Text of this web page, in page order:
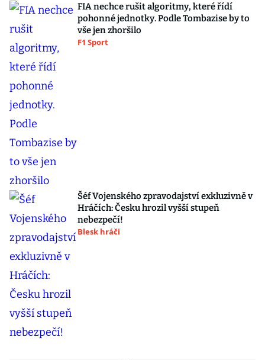
FIA nechce rušit algoritmy, které řídí
pohonné jednotky. Podle Tombazise by to
vše jen zhoršilo
F1 Sport
Šéf Vojenského zpravodajství exkluzivně v
Hráčích: Česku hrozil vyšší stupeň
nebezpečí!
Blesk hráči